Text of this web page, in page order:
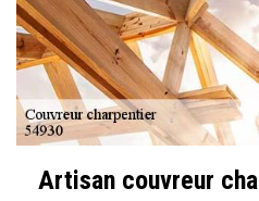
Artisan couvreur